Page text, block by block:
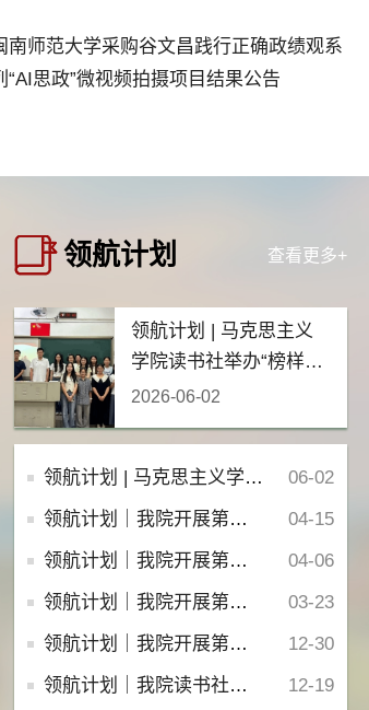
南师范大学采购谷文昌践行正确政绩观系
“AI思政”微视频拍摄项目结果公告
查看更多+
领航计划
领航计划 | 马克思主义
学院读书社举办“榜样筑
光，笃行共进”朋辈分享
会
2026-06-02
06-02
领航计划 | 马克思主义学院读书社举办“榜样筑光，笃行共进”朋辈分享会
04-15
领航计划｜我院开展第三十四期“一马科普研讨班”
04-06
领航计划｜我院开展第三十三期“一马科普研讨班”
03-23
领航计划｜我院开展第三十期“一马科普研讨班”
12-30
领航计划｜我院开展第二十九期“一马科普研讨班”
12-19
领航计划｜我院读书社开展“‘十五五’时期我国的形势和任务”主题讲座